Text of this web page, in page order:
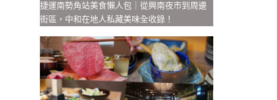
捷運南勢角站美食懶人包｜從興南夜市到周邊
街區，中和在地人私藏美味全收錄！